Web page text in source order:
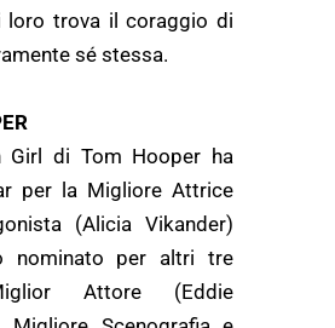
loro trova il coraggio di
sé stessa.
Girl di Tom Hooper ha
per la Migliore Attrice
(Alicia Vikander)
nominato per altri tre
Attore (Eddie